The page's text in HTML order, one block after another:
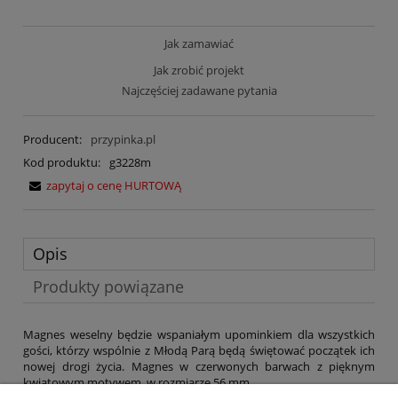
Jak zamawiać
Jak zrobić projekt
Najczęściej zadawane pytania
Producent:
przypinka.pl
Kod produktu:
g3228m
zapytaj o cenę HURTOWĄ
Opis
Produkty powiązane
Magnes weselny będzie wspaniałym upominkiem dla wszystkich
gości, którzy wspólnie z Młodą Parą będą świętować początek ich
nowej drogi życia. Magnes w czerwonych barwach z pięknym
kwiatowym motywem, w rozmiarze 56 mm.